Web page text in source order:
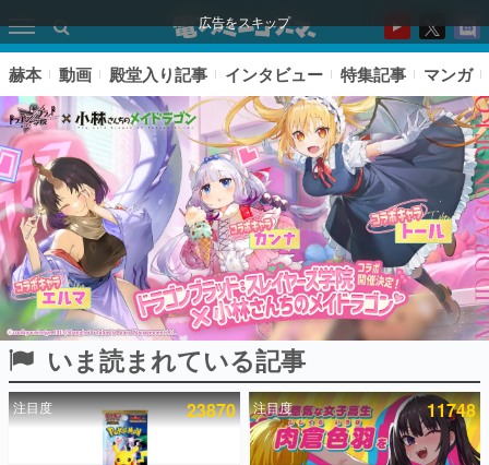
広告をスキップ
ピックアップ
電ファミのいま読まれている記事ランキング
赫本 動画 殿堂入り記事 インタビュー 特集記事 マンガ
いま読まれている記事
注目度 23870 注目度 11748